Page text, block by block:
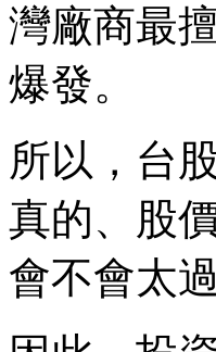
灣廠商最
爆發。
所以，台
真的、股
會不會太